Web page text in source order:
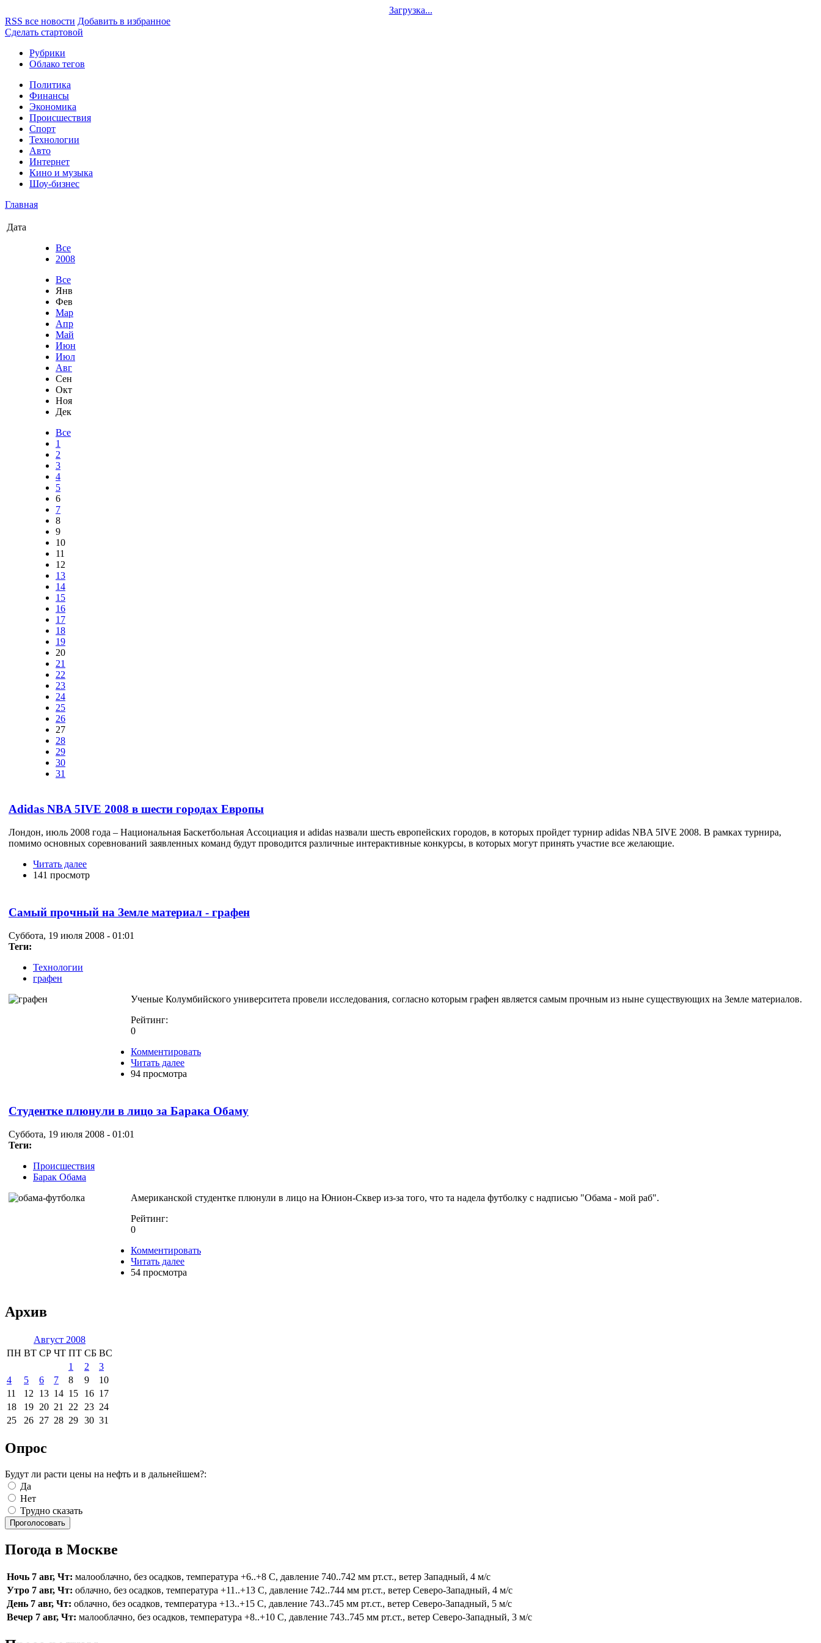
Загрузка...
RSS все новости Добавить в избранное
Сделать стартовой
Рубрики
Облако тегов
Политика
Финансы
Экономика
Происшествия
Спорт
Технологии
Авто
Интернет
Кино и музыка
Шоу-бизнес
Главная
Дата
Все
2008
Все
Янв
Фев
Мар
Апр
Май
Июн
Июл
Авг
Сен
Окт
Ноя
Дек
Все
1
2
3
4
5
6
7
8
9
10
11
12
13
14
15
16
17
18
19
20
21
22
23
24
25
26
27
28
29
30
31
Adidas NBA 5IVE 2008 в шести городах Европы
Лондон, июль 2008 года – Национальная Баскетбольная Ассоциация и adidas назвали шесть европейских городов, в которых пройдет турнир adidas NBA 5IVE 2008. В рамках турнира,
помимо основных соревнований заявленных команд будут проводится различные интерактивные конкурсы, в которых могут принять участие все желающие.
Читать далее
141 просмотр
Самый прочный на Земле материал - графен
Суббота, 19 июля 2008 - 01:01
Теги:
Технологии
графен
Ученые Колумбийского университета провели исследования, согласно которым графен является самым прочным из ныне существующих на Земле материалов.
Рейтинг:
0
Комментировать
Читать далее
94 просмотра
Студентке плюнули в лицо за Барака Обаму
Суббота, 19 июля 2008 - 01:01
Теги:
Происшествия
Барак Обама
Американской студентке плюнули в лицо на Юнион-Сквер из-за того, что та надела футболку с надписью "Обама - мой раб".
Рейтинг:
0
Комментировать
Читать далее
54 просмотра
Архив
Август 2008
ПН ВТ СР ЧТ ПТ СБ ВС
1
2
3
4
5 6 7 8 9
10
11
12 13 14 15 16 17
18
19 20 21 22 23 24
25
26 27 28 29 30 31
Опрос
Будут ли расти цены на нефть и в дальнейшем?:
Да
Нет
Трудно сказать
Погода в Москве
Ночь 7 авг, Чт: малооблачно, без осадков, температура +6..+8 С, давление 740..742 мм рт.ст., ветер Западный, 4 м/с
Утро 7 авг, Чт: облачно, без осадков, температура +11..+13 С, давление 742..744 мм рт.ст., ветер Северо-Западный, 4 м/с
День 7 авг, Чт: облачно, без осадков, температура +13..+15 С, давление 743..745 мм рт.ст., ветер Северо-Западный, 5 м/с
Вечер 7 авг, Чт: малооблачно, без осадков, температура +8..+10 С, давление 743..745 мм рт.ст., ветер Северо-Западный, 3 м/с